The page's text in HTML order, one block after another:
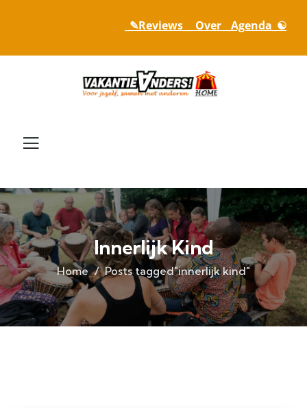
_✎Reviews_ _ Over_ _Agenda_☯
Innerlijk Kind
Home Posts tagged"innerlijk kind"